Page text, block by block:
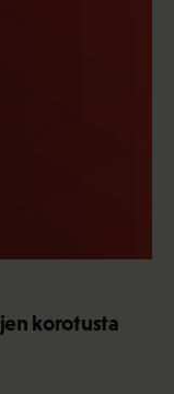
korotusta